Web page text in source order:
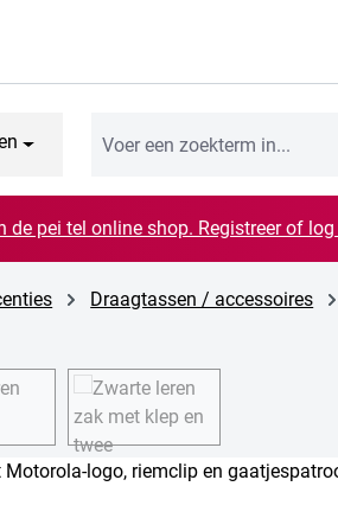
de pei tel online shop. Registreer of
Draagtassen / accessoires